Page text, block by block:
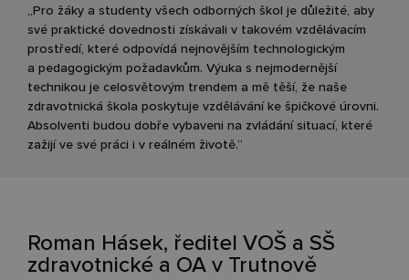
„Pro žáky a studenty všech odborných škol je důležité, aby
své praktické dovednosti získávali v takovém vzdělávacím
prostředí, které odpovídá nejnovějším technologickým
a pedagogickým požadavkům. Výuka s nejmodernější
technikou je celosvětovým trendem a mě těší, že naše
zdravotnická škola poskytuje vzdělávání ke špičkové úrovni.
Absolventi budou dobře vybaveni na zvládání situací, které
zažijí ve své práci i v reálném životě.“
Roman Hásek, ředitel VOŠ a SŠ
zdravotnické a OA v Trutnově